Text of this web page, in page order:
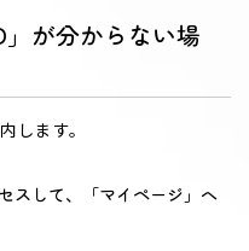
が分からない場
します。
スして、「マイページ」へ